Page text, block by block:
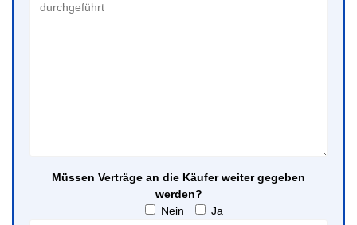
Müssen Verträge an die Käufer weiter gegeben
werden?
Nein
Ja